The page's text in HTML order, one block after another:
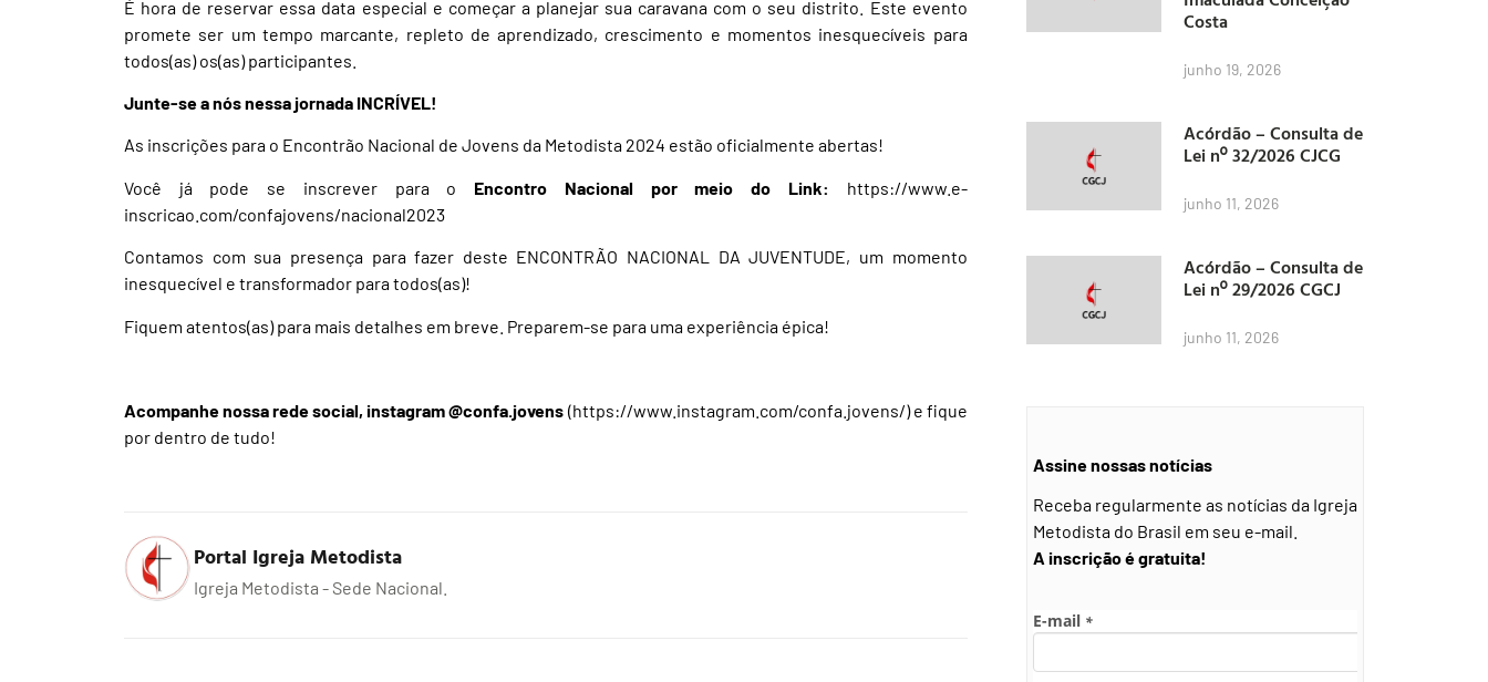
É hora de reservar essa data especial e começar a planejar sua caravana com o seu distrito. Este evento
promete ser um tempo marcante, repleto de aprendizado, crescimento e momentos inesquecíveis para
todos(as) os(as) participantes.
Junte-se a nós nessa jornada INCRÍVEL!
As inscrições para o Encontrão Nacional de Jovens da Metodista 2024 estão oficialmente abertas!
Você já pode se inscrever para o Encontro Nacional por meio do Link:
https://www.e-
inscricao.com/confajovens/nacional2023
Contamos com sua presença para fazer deste ENCONTRÃO NACIONAL DA JUVENTUDE, um momento
inesquecível e transformador para todos(as)!
Fiquem atentos(as) para mais detalhes em breve. Preparem-se para uma experiência épica!
Acompanhe nossa rede social, instagram @confa.jovens (https://www.instagram.com/confa.jovens/) e fique
por dentro de tudo!
Portal Igreja Metodista
Igreja Metodista - Sede Nacional.
Costa
junho 19, 2026
Acórdão – Consulta de
Lei nº 32/2026 CJCG
junho 11, 2026
Acórdão – Consulta de
Lei nº 29/2026 CGCJ
junho 11, 2026
Assine nossas notícias
Receba regularmente as notícias da Igreja
Metodista do Brasil em seu e-mail.
A inscrição é gratuita!